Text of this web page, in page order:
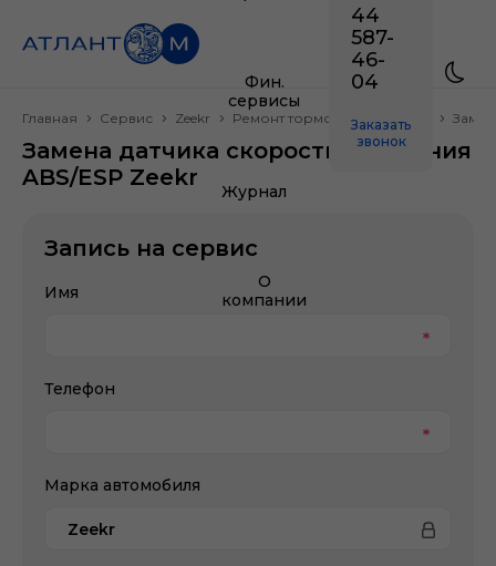
Фин.
сервисы
Журнал
О
компании
44
587-
46-
04
Заказать
звонок
Главная Сервис Zeekr Ремонт тормозной системы
Замена датчика скорости вращения
ABS/ESP Zeekr
Запись на сервис
Имя
Телефон
Марка автомобиля
Zeekr